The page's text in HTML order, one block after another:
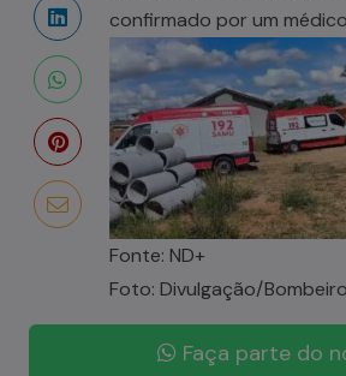
confirmado por um
Fonte: ND+
Foto: Divulgação/
Faça parte do